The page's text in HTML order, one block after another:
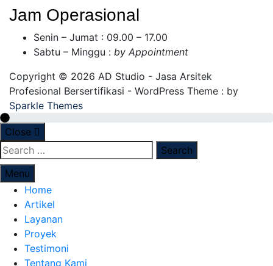
Jam Operasional
Senin – Jumat : 09.00 – 17.00
Sabtu – Minggu : by Appointment
Copyright © 2026 AD Studio - Jasa Arsitek
Profesional Bersertifikasi - WordPress Theme : by
Sparkle Themes
Close
Menu
Home
Artikel
Layanan
Proyek
Testimoni
Tentang Kami